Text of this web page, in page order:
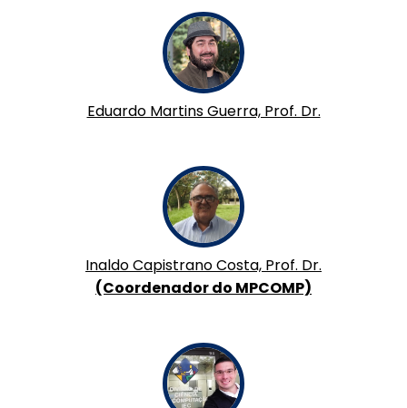
Eduardo Martins Guerra, Prof. Dr.
Inaldo Capistrano Costa, Prof. Dr.
(Coordenador do MPCOMP)